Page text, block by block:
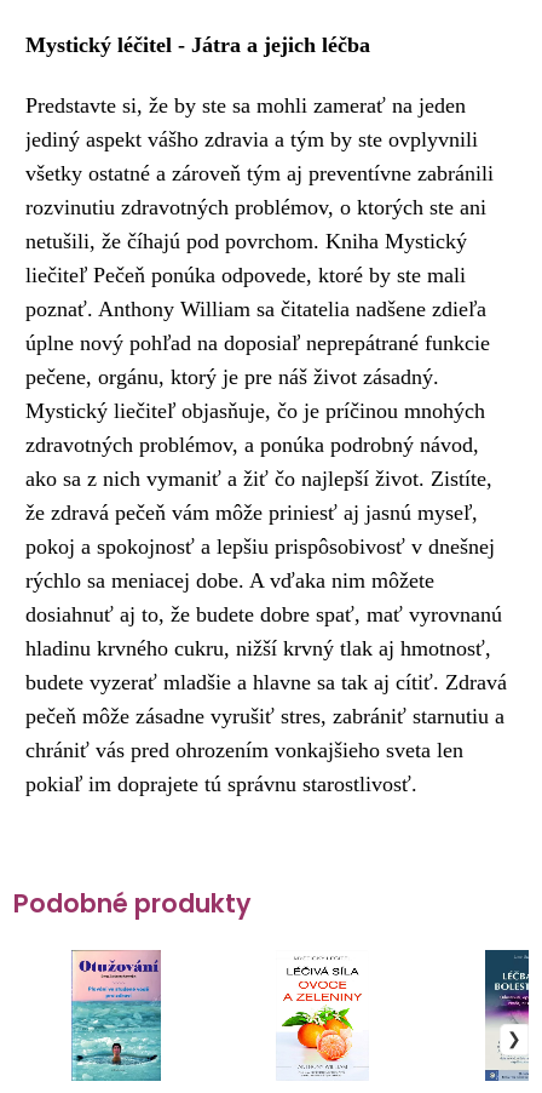
Mystický léčitel - Játra a jejich léčba
Predstavte si, že by ste sa mohli zamerať na jeden
jediný aspekt vášho zdravia a tým by ste ovplyvnili
všetky ostatné a zároveň tým aj preventívne zabránili
rozvinutiu zdravotných problémov, o ktorých ste ani
netušili, že číhajú pod povrchom. Kniha Mystický
liečiteľ Pečeň ponúka odpovede, ktoré by ste mali
poznať. Anthony William sa čitatelia nadšene zdieľa
úplne nový pohľad na doposiaľ neprepátrané funkcie
pečene, orgánu, ktorý je pre náš život zásadný.
Mystický liečiteľ objasňuje, čo je príčinou mnohých
zdravotných problémov, a ponúka podrobný návod,
ako sa z nich vymaniť a žiť čo najlepší život. Zistíte,
že zdravá pečeň vám môže priniesť aj jasnú myseľ,
pokoj a spokojnosť a lepšiu prispôsobivosť v dnešnej
rýchlo sa meniacej dobe. A vďaka nim môžete
dosiahnuť aj to, že budete dobre spať, mať vyrovnanú
hladinu krvného cukru, nižší krvný tlak aj hmotnosť,
budete vyzerať mladšie a hlavne sa tak aj cítiť. Zdravá
pečeň môže zásadne vyrušiť stres, zabrániť starnutiu a
chrániť vás pred ohrozením vonkajšieho sveta len
pokiaľ im doprajete tú správnu starostlivosť.
Podobné produkty